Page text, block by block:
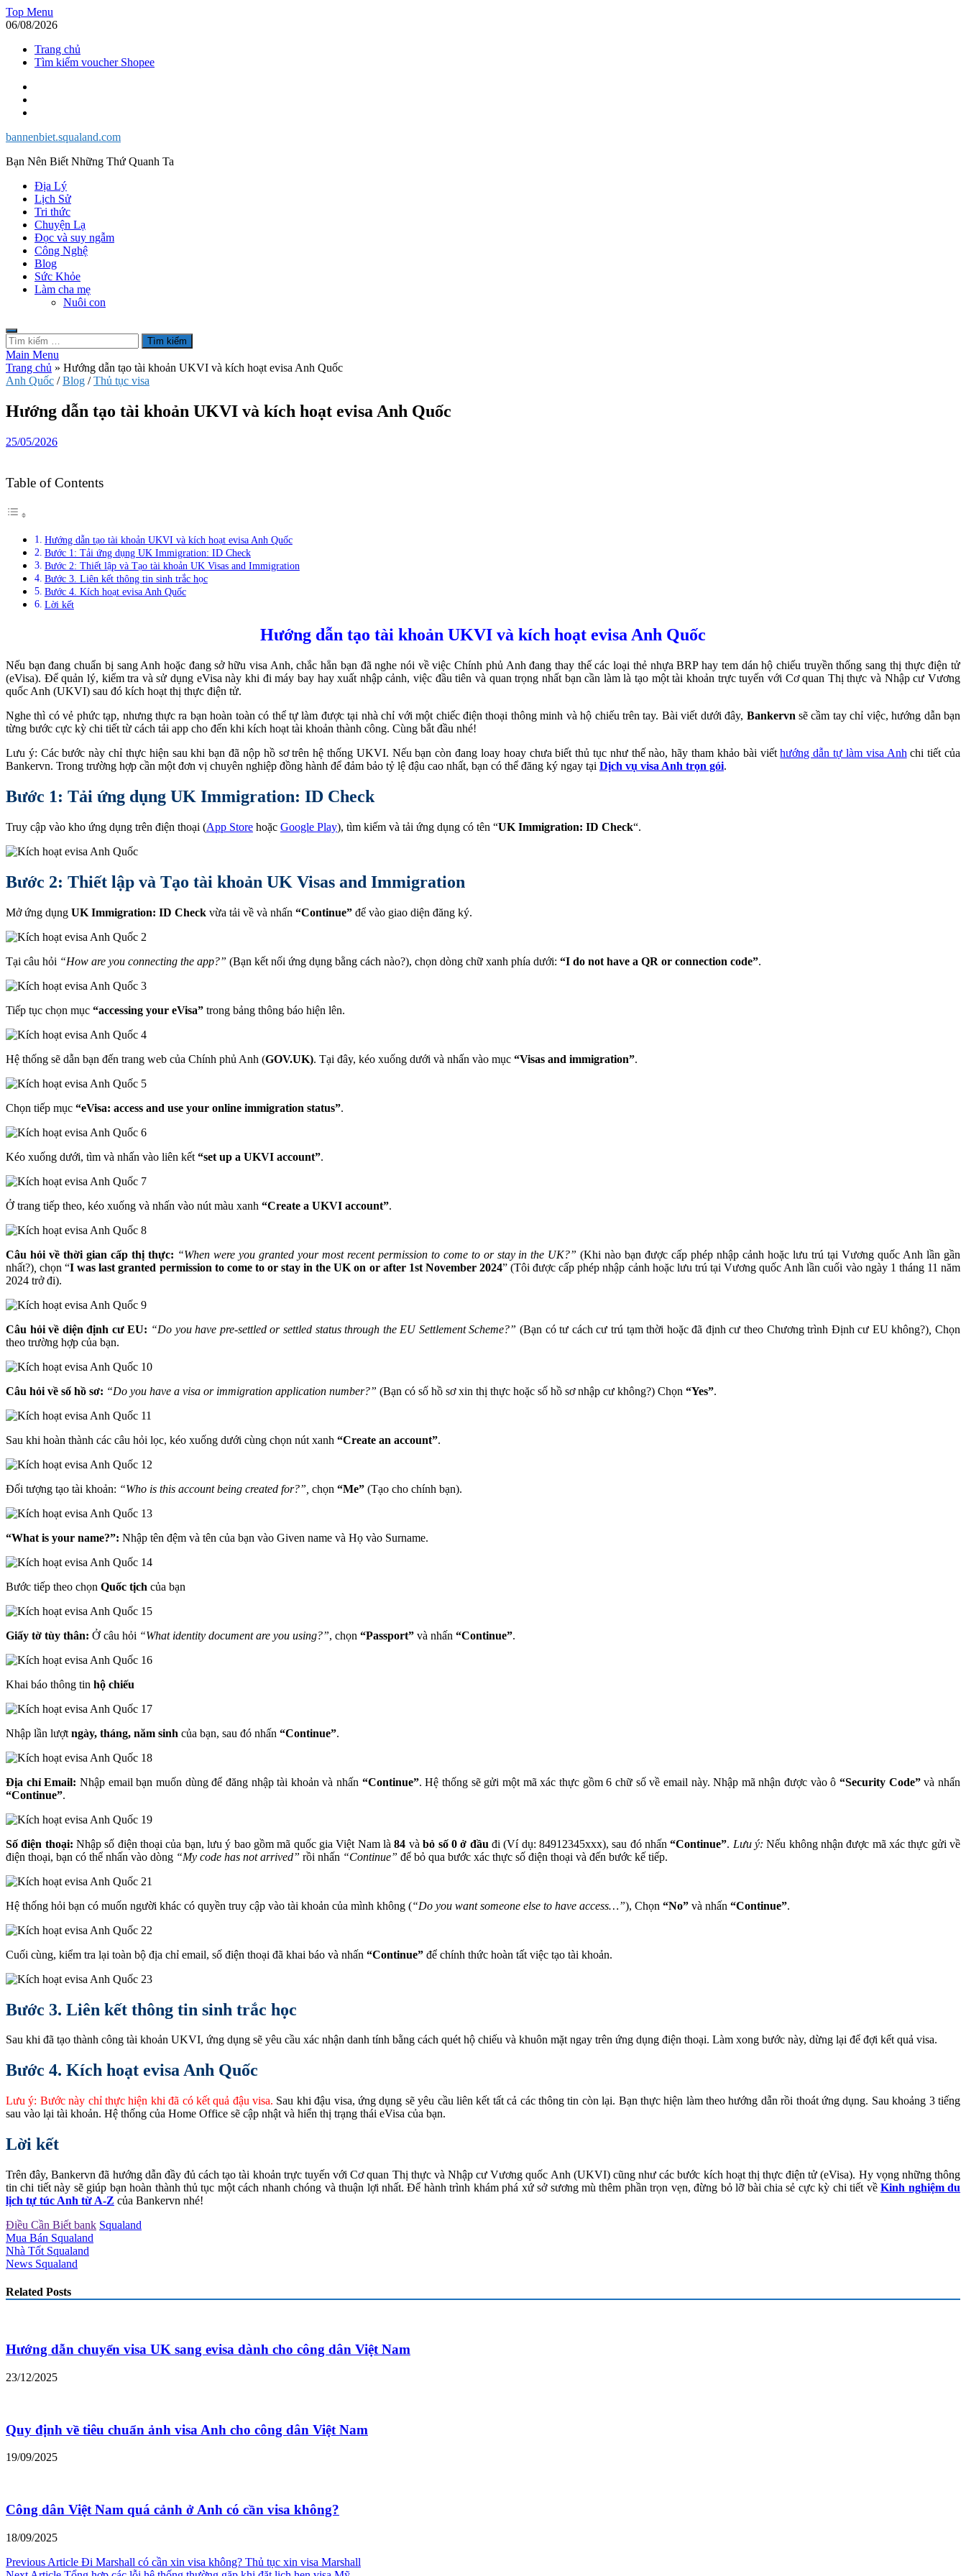
Skip
to
Top Menu
06/08/2026
Trang chủ
Tìm kiếm voucher Shopee
bannenbiet.squaland.com
Bạn Nên Biết Những Thứ Quanh Ta
Địa Lý
Lịch Sử
Tri thức
Chuyện Lạ
Đọc và suy ngẫm
Công Nghệ
Blog
Sức Khỏe
Làm cha mẹ
Nuôi con
Tìm
kiếm
cho:
Main Menu
Trang chủ » Hướng dẫn tạo tài khoản UKVI và kích hoạt evisa Anh Quốc
Anh Quốc /Blog /Thủ tục visa
Hướng dẫn tạo tài khoản UKVI và kích hoạt evisa Anh Quốc
25/05/2026
Table of Contents
Hướng dẫn tạo tài khoản UKVI và kích hoạt evisa Anh Quốc
Bước 1: Tải ứng dụng UK Immigration: ID Check
Bước 2: Thiết lập và Tạo tài khoản UK Visas and Immigration
Bước 3. Liên kết thông tin sinh trắc học
Bước 4. Kích hoạt evisa Anh Quốc
Lời kết
Hướng dẫn tạo tài khoản UKVI và kích hoạt evisa Anh Quốc
Nếu bạn đang chuẩn bị sang Anh hoặc đang sở hữu visa Anh, chắc hẳn bạn đã nghe nói về việc Chính phủ Anh đang thay thế các loại thẻ nhựa BRP hay tem dán hộ chiếu truyền thống sang thị thực điện tử
(eVisa). Để quản lý, kiểm tra và sử dụng eVisa này khi đi máy bay hay xuất nhập cảnh, việc đầu tiên và quan trọng nhất bạn cần làm là tạo một tài khoản trực tuyến với Cơ quan Thị thực và Nhập cư Vương
quốc Anh (UKVI) sau đó kích hoạt thị thực điện tử.
Nghe thì có vẻ phức tạp, nhưng thực ra bạn hoàn toàn có thể tự làm được tại nhà chỉ với một chiếc điện thoại thông minh và hộ chiếu trên tay. Bài viết dưới đây, Bankervn sẽ cầm tay chỉ việc, hướng dẫn bạn
từng bước cực kỳ chi tiết từ cách tải app cho đến khi kích hoạt tài khoản thành công. Cùng bắt đầu nhé!
Lưu ý: Các bước này chỉ thực hiện sau khi bạn đã nộp hồ sơ trên hệ thống UKVI. Nếu bạn còn đang loay hoay chưa biết thủ tục như thế nào, hãy tham khảo bài viếthướng dẫn tự làm visa Anh chi tiết của
Bankervn. Trong trường hợp cần một đơn vị chuyên nghiệp đồng hành để đảm bảo tỷ lệ đậu cao nhất, bạn có thể đăng ký ngay tại Dịch vụ visa Anh trọn gói.
Bước 1: Tải ứng dụng UK Immigration: ID Check
Truy cập vào kho ứng dụng trên điện thoại (App Store hoặc Google Play), tìm kiếm và tải ứng dụng có tên “UK Immigration: ID Check“.
Bước 2: Thiết lập và Tạo tài khoản UK Visas and Immigration
Mở ứng dụng UK Immigration: ID Check vừa tải về và nhấn “Continue” để vào giao diện đăng ký.
Tại câu hỏi “How are you connecting the app?” (Bạn kết nối ứng dụng bằng cách nào?), chọn dòng chữ xanh phía dưới: “I do not have a QR or connection code”.
Tiếp tục chọn mục “accessing your eVisa” trong bảng thông báo hiện lên.
Hệ thống sẽ dẫn bạn đến trang web của Chính phủ Anh (GOV.UK). Tại đây, kéo xuống dưới và nhấn vào mục “Visas and immigration”.
Chọn tiếp mục “eVisa: access and use your online immigration status”.
Kéo xuống dưới, tìm và nhấn vào liên kết “set up a UKVI account”.
Ở trang tiếp theo, kéo xuống và nhấn vào nút màu xanh “Create a UKVI account”.
Câu hỏi về thời gian cấp thị thực: “When were you granted your most recent permission to come to or stay in the UK?”(Khi nào bạn được cấp phép nhập cảnh hoặc lưu trú tại Vương quốc Anh lần gần
nhất?) chọn “I was last granted permission to come to or stay in the UK on or after 1st November 2024” (Tôi được cấp phép nhập cảnh hoặc lưu trú tại Vương quốc Anh lần cuối vào ngày 1 tháng 11 năm
2024 trở đi).
Câu hỏi về diện định cư EU: “Do you have pre-settled or settled status through the EU Settlement Scheme?”(Bạn có tư cách cư trú tạm thời hoặc đã định cư theo Chương trình Định cư EU không?) ,Chọn
theo trường hợp của bạn.
Câu hỏi về số hồ sơ: “Do you have a visa or immigration application number?” (Bạn có số hồ sơ xin thị thực hoặc số hồ sơ nhập cư không?) Chọn “Yes”.
Sau khi hoàn thành các câu hỏi lọc, kéo xuống dưới cùng chọn nút xanh “Create an account”.
Đối tượng tạo tài khoản: “Who is this account being created for?”, chọn “Me” (Tạo cho chính bạn).
“What is your name?”: Nhập tên đệm và tên của bạn vào Given name và Họ vào Surname.
Bước tiếp theo chọn Quốc tịch của bạn
Giấy tờ tùy thân: Ở câu hỏi “What identity document are you using?”, chọn “Passport” và nhấn “Continue”.
Khai báo thông tin hộ chiếu
Nhập lần lượt ngày, tháng, năm sinh của bạn, sau đó nhấn “Continue”.
Địa chỉ Email: Nhập email bạn muốn dùng để đăng nhập tài khoản và nhấn “Continue”. Hệ thống sẽ gửi một mã xác thực gồm 6 chữ số về email này. Nhập mã nhận được vào ô“Security Code”và nhấn
“Continue”.
Số điện thoại: Nhập số điện thoại của bạn, lưu ý bao gồm mã quốc gia Việt Nam là84 vàbỏ số 0 ở đầu đi (Ví dụ: 84912345xxx), sau đó nhấn“Continue”. Lưu ý: Nếu không nhận được mã xác thực gửi về
điện thoại, bạn có thể nhấn vào dòng “My code has not arrived” rồi nhấn “Continue” để bỏ qua bước xác thực số điện thoại và đến bước kế tiếp.
Hệ thống hỏi bạn có muốn người khác có quyền truy cập vào tài khoản của mình không (“Do you want someone else to have access…”), Chọn “No” và nhấn “Continue”.
Cuối cùng, kiểm tra lại toàn bộ địa chỉ email, số điện thoại đã khai báo và nhấn “Continue” để chính thức hoàn tất việc tạo tài khoản.
Bước 3. Liên kết thông tin sinh trắc học
Sau khi đã tạo thành công tài khoản UKVI, ứng dụng sẽ yêu cầu xác nhận danh tính bằng cách quét hộ chiếu và khuôn mặt ngay trên ứng dụng điện thoại. Làm xong bước này, dừng lại để đợi kết quả visa.
Bước 4. Kích hoạt evisa Anh Quốc
Lưu ý: Bước này chỉ thực hiện khi đã có kết quả đậu visa. Sau khi đậu visa, ứng dụng sẽ yêu cầu liên kết tất cả các thông tin còn lại. Bạn thực hiện làm theo hướng dẫn rồi thoát ứng dụng. Saukhoảng 3 tiếng
sau vào lại tài khoản. Hệ thống của Home Office sẽ cập nhật và hiển thị trạng thái eVisa của bạn.
Lời kết
Trên đây, Bankervn đã hướng dẫn đầy đủ cách tạo tài khoản trực tuyến với Cơ quan Thị thực và Nhập cư Vương quốc Anh (UKVI) cũng như các bước kích hoạt thị thực điện tử (eVisa). Hy vọng những thông
tin chi tiết này sẽ giúp bạn hoàn thành thủ tục một cách nhanh chóng và thuận lợi nhất. Để hành trình khám phá xứ sở sương mù thêm phần trọn vẹn, đừng bỏ lỡ bài chia sẻ cực kỳ chi tiết vềKinh nghiệm du
lịch tự túc Anh từ A-Z của Bankervn nhé!
Điều Cần Biết bank Squaland
Mua Bán Squaland
Nhà Tốt Squaland
News Squaland
Related Posts
Hướng dẫn chuyển visa UK sang evisa dành cho công dân Việt Nam
23/12/2025
Quy định về tiêu chuẩn ảnh visa Anh cho công dân Việt Nam
19/09/2025
Công dân Việt Nam quá cảnh ở Anh có cần visa không?
18/09/2025
Điều
Previous Article Đi Marshall có cần xin visa không? Thủ tục xin visa Marshall